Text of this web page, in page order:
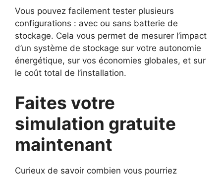
Vous pouvez facilement tester plusieurs
configurations : avec ou sans batterie de
stockage. Cela vous permet de mesurer l’impact
d’un système de stockage sur votre autonomie
énergétique, sur vos économies globales, et sur
le coût total de l’installation.
Faites votre
simulation gratuite
maintenant
Curieux de savoir combien vous pourriez